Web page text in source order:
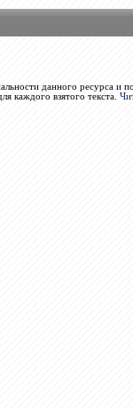
данного ресурса и
каждого взятого текста.